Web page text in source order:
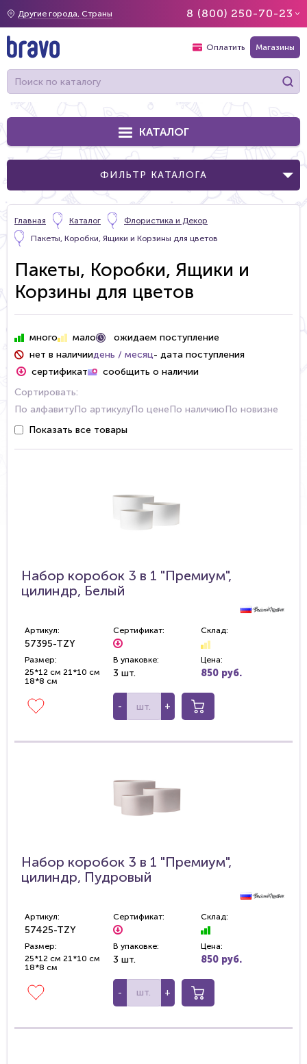
Другие города, Страны 8 (800) 250-70-23
Оплатить Магазины
КАТАЛОГ
ФИЛЬТР КАТАЛОГА
Главная Каталог
Флористика и Декор
Пакеты, Коробки, Ящики и Корзины для цветов
Пакеты, Коробки, Ящики и
Корзины для цветов
много мало
ожидаем поступление
нет в наличиидень / месяц- дата поступления
сертификат
сообщить о наличии
Сортировать:
По алфавитуПо артикулуПо ценеПо наличиюПо новизне
Показать все товары
Набор коробок 3 в 1 "Премиум",
цилиндр, Белый
Артикул:
57395-TZY
Сертификат: Склад:
Размер:
25*12 см 21*10 см
18*8 см
В упаковке:
3 шт.
Цена:
850 руб.
- +
Набор коробок 3 в 1 "Премиум",
цилиндр, Пудровый
Артикул:
57425-TZY
Сертификат: Склад:
Размер:
25*12 см 21*10 см
18*8 см
В упаковке:
3 шт.
Цена:
850 руб.
- +